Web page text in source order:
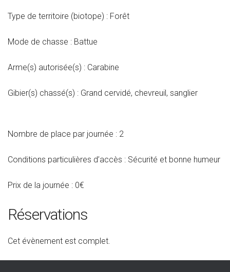
Type de territoire (biotope) : Forêt
Mode de chasse : Battue
Arme(s) autorisée(s) : Carabine
Gibier(s) chassé(s) : Grand cervidé, chevreuil, sanglier
Nombre de place par journée : 2
Conditions particulières d’accès : Sécurité et bonne humeur
Prix de la journée : 0€
Réservations
Cet évènement est complet.